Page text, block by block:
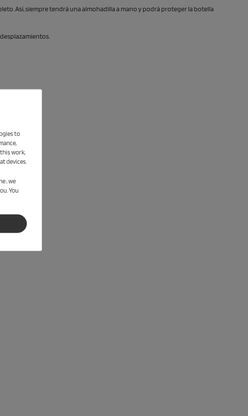
Así, siempre tendrá una almohadilla a mano y podrá proteger la botella
to
work,
devices.
, we
You